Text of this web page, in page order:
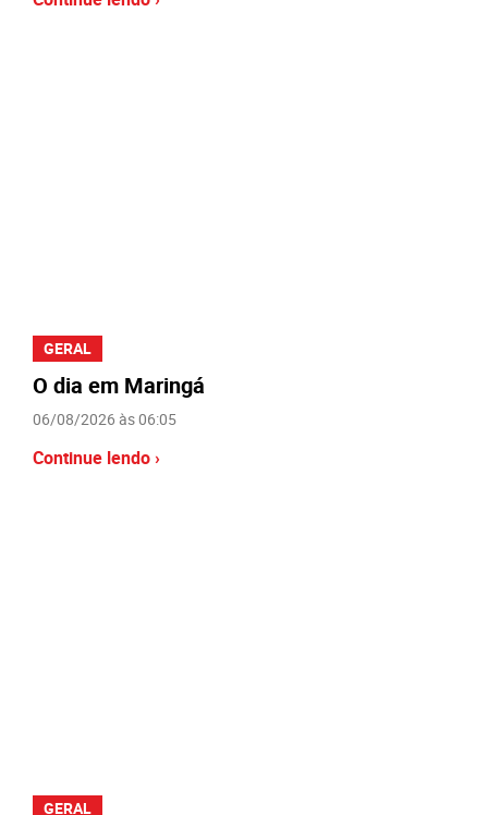
GERAL
O dia em Maringá
06/08/2026 às 06:05
Continue lendo ›
GERAL